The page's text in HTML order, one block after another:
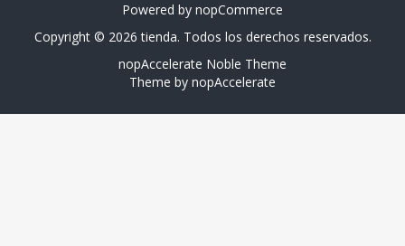
Powered by nopCommerce
Copyright © 2026 tienda. Todos los derechos reservados.
nopAccelerate Noble Theme
Theme by nopAccelerate